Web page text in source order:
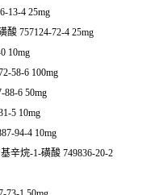
13-4 25mg
酸 757124-72-4 25mg
10mg
58-6 100mg
88-6 50mg
5 10mg
94-4 10mg
辛烷-1-磺酸 749836-20-2